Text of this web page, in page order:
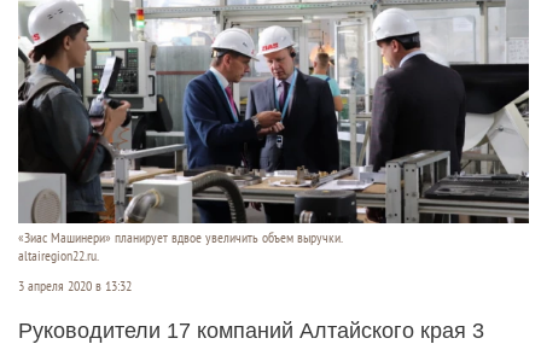
«Зиас Машинери» планирует вдвое увеличить объем выручки.
altairegion22.ru.
3 апреля 2020 в 13:32
Руководители 17 компаний Алтайского края 3